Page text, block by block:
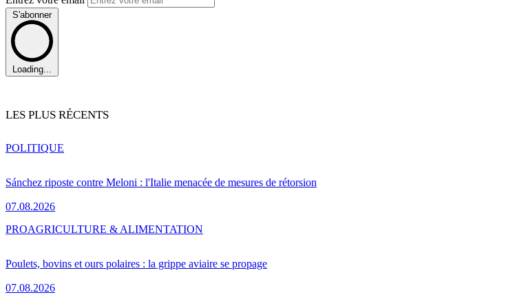
S'abonner
Loading...
LES PLUS RÉCENTS
Sánchez riposte contre Meloni : l'Italie menacée de mesures de rétorsion
07.08.2026
POLITIQUE
Poulets, bovins et ours polaires : la grippe aviaire se propage
07.08.2026
PROAGRICULTURE & ALIMENTATION